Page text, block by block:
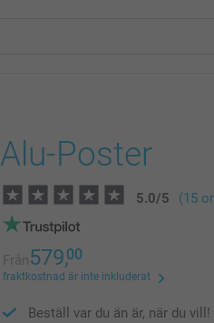
Alu-Poster
5.0/5 (15
Från579,00
fraktkostnad är inte inkluderat
Beställ var du än är, när du vill!